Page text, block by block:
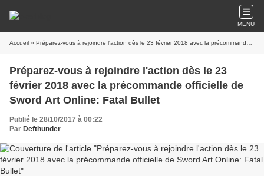
MENU
Accueil » Préparez-vous à rejoindre l'action dès le 23 février 2018 avec la précommande officielle de Sword Art Online: Fatal Bullet
Préparez-vous à rejoindre l'action dès le 23
février 2018 avec la précommande officielle de
Sword Art Online: Fatal Bullet
Publié le 28/10/2017 à 00:22
Par Defthunder